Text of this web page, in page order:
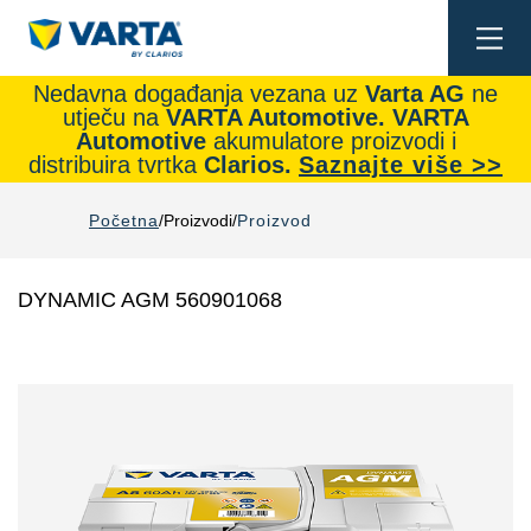
Nedavna događanja vezana uz Varta AG ne
utječu na VARTA Automotive. VARTA
Automotiveakumulatore proizvodi i
distribuira tvrtka Clarios. Saznajte više >>
Početna Proizvodi Proizvod
DYNAMIC AGM 560901068